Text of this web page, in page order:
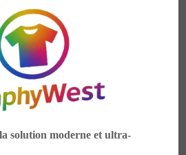
solution moderne et ultra-